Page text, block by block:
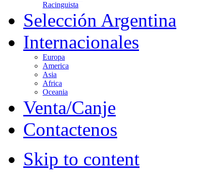
Racinguista
Selección Argentina
Internacionales
Europa
America
Asia
Africa
Oceania
Venta/Canje
Contactenos
Skip to content